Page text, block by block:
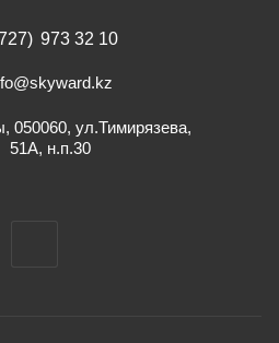
973 32 10
050060, ул.Тимирязева,
51А, н.п.30